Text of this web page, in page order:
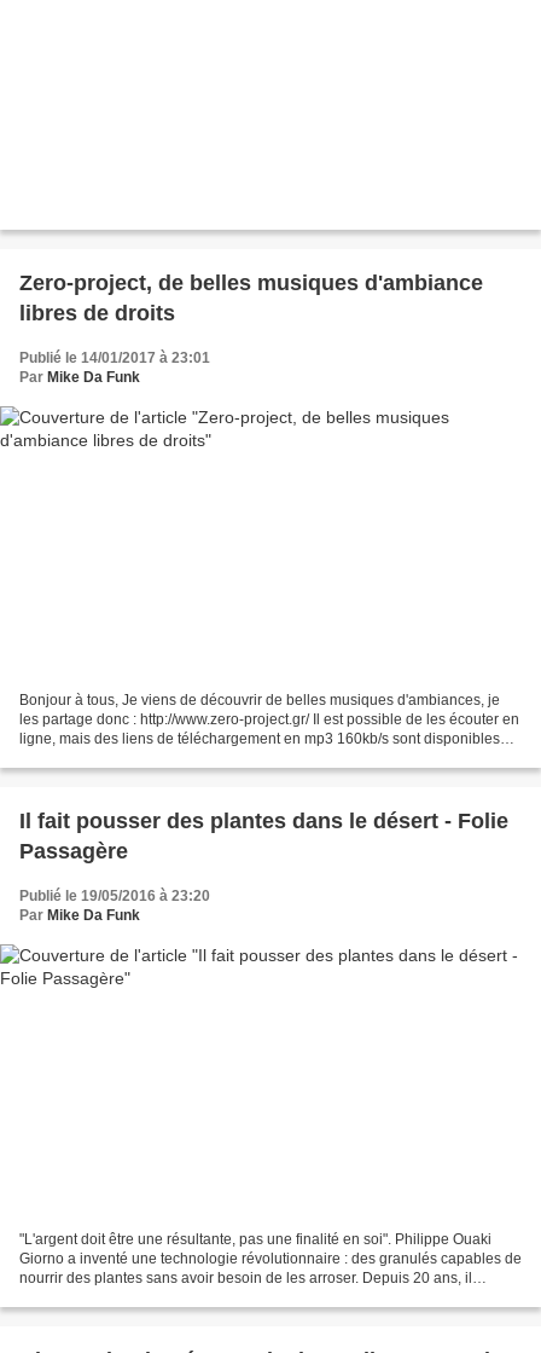
Zero-project, de belles musiques d'ambiance
libres de droits
Publié le 14/01/2017 à 23:01
Par Mike Da Funk
Bonjour à tous, Je viens de découvrir de belles musiques d'ambiances, je
les partage donc : http://www.zero-project.gr/ Il est possible de les écouter en
ligne, mais des liens de téléchargement en mp3 160kb/s sont disponibles
Il fait pousser des plantes dans le désert - Folie
Passagère
Publié le 19/05/2016 à 23:20
Par Mike Da Funk
"L'argent doit être une résultante, pas une finalité en soi". Philippe Ouaki
Giorno a inventé une technologie révolutionnaire : des granulés capables de
nourrir des plantes sans avoir besoin de les arroser. Depuis 20 ans, il